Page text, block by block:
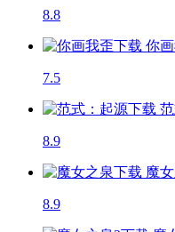
8.8
你
7.5
8.9
魔
8.9